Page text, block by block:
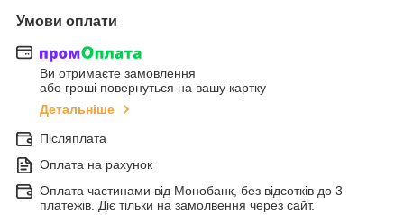
Умови оплати
Ви отримаєте замовлення
або гроші повернуться на вашу картку
Детальніше
Післяплата
Оплата на рахунок
Оплата частинами від Монобанк, без відсотків до 3
платежів. Діє тільки на замолвення через сайт.